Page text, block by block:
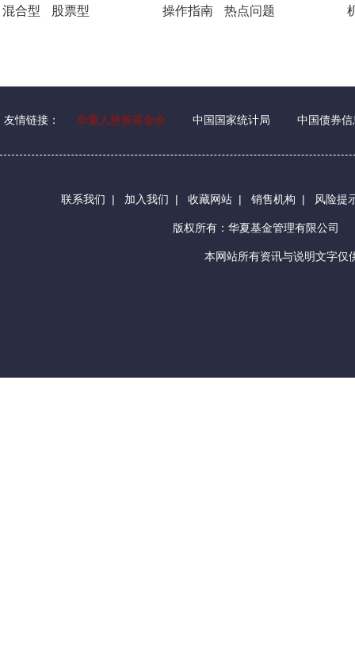
混合型 股票型 操作指南 热点问题
友情链接： 华夏人慈善基金会 中国国家统计局 中国债券信
联系我们 | 加入我们 | 收藏网站 | 销售机构 | 风险提
版权所有：华夏基金管理有限公司
本网站所有资讯与说明文字仅